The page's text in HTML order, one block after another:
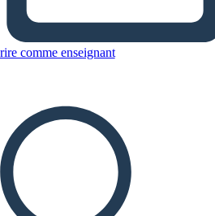
comme enseignant